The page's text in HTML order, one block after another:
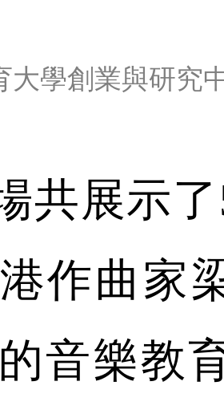
大學創業與研究
共展示
作曲家
音樂教